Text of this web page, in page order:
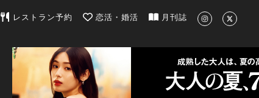
東京カレンダー | 最新のグルメ、洗練されたライフスタイル情報
レストラン予約 恋活・婚活 月刊誌